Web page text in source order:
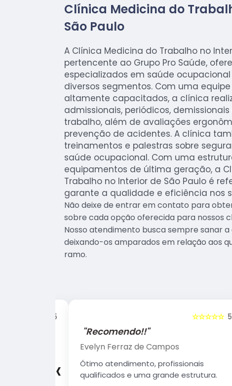
Clínica Medicina do
São Paulo
A Clínica Medicina do Trabalho no
pertencente ao Grupo Pro Saúde,
especializados em saúde
diversos segmentos. Com uma
altamente capacitados, a clínica
admissionais, periódicos,
trabalho, além de avaliações
prevenção de acidentes. A clínica
treinamentos e palestras sobre
saúde ocupacional. Com uma
equipamentos de última geração, a
Trabalho no Interior de São Paulo é
garante a qualidade e eficiência nos
Não deixe de entrar em contato para
sobre cada opção oferecida para nossos
Nosso atendimento busca sempre sanar a
deixando-os amparados em relação aos
ramo.
5
☆☆☆☆☆
"Recomendo!!"
Evelyn Ferraz de Campos
Ótimo atendimento, profissionais
qualificados e uma grande estrutura.
‹